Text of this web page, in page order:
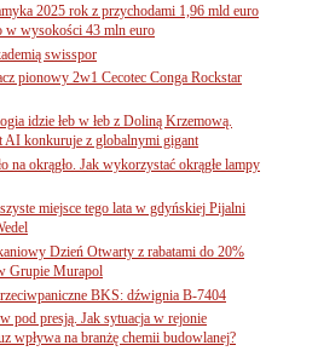
2025 rok z przychodami 1,96 mld euro
w wysokości 43 mln euro
swisspor
pionowy 2w1 Cecotec Conga Rockstar
idzie łeb w łeb z Doliną Krzemową.
AI konkuruje z globalnymi gigant
na okrągło. Jak wykorzystać okrągłe lampy
miejsce tego lata w gdyńskiej Pijalni
Dzień Otwarty z rabatami do 20%
Grupie Murapol
BKS: dźwignia B-7404
pod presją. Jak sytuacja w rejonie
wpływa na branżę chemii budowlanej?